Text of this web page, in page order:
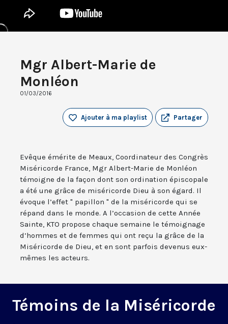
Mgr Albert-Marie de
Monléon
01/03/2016
Partager
Ajouter à ma playlist
Evêque émérite de Meaux, Coordinateur des Congrès
Miséricorde France, Mgr Albert-Marie de Monléon
témoigne de la façon dont son ordination épiscopale
a été une grâce de miséricorde Dieu à son égard. Il
évoque l’effet " papillon " de la miséricorde qui se
répand dans le monde. A l’occasion de cette Année
Sainte, KTO propose chaque semaine le témoignage
d’hommes et de femmes qui ont reçu la grâce de la
Miséricorde de Dieu, et en sont parfois devenus eux-
mêmes les acteurs.
Témoins de la Miséricorde